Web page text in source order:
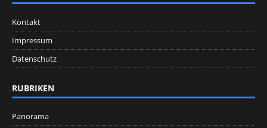
Kontakt
Impressum
Datenschutz
RUBRIKEN
Panorama